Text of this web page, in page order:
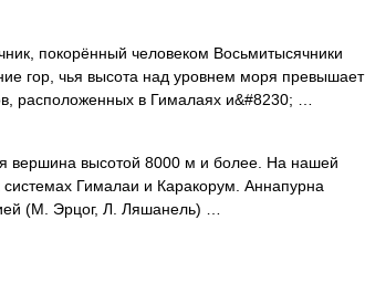
покорённый человеком Восьмитысячники
гор, чья высота над уровнем моря превышает
расположенных в Гималаях и&#8230; …
вершина высотой 8000 м и более. На нашей
Гималаи и Каракорум. Аннапурна
(М. Эрцог, Л. Ляшанель) …